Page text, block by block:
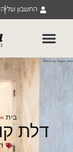
החשבון שליהצעות
בלוג
דלת קו
דלתות